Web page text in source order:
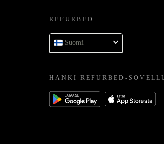
REFURBED
Suomi
HANKI REFURBED-